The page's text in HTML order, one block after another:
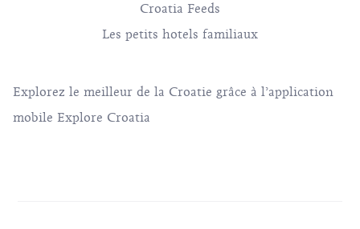
Croatia Feeds
Les petits hotels familiaux
Explorez le meilleur de la Croatie grâce à l’application
mobile Explore Croatia